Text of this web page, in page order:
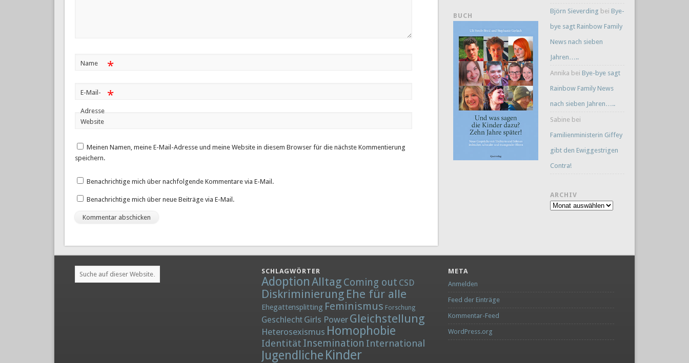
Name *
E-Mail-
Adresse
*
Website
Meinen Namen, meine E-Mail-Adresse und meine Website in diesem Browser für die nächste Kommentierung
speichern.
Benachrichtige mich über nachfolgende Kommentare via E-Mail.
Benachrichtige mich über neue Beiträge via E-Mail.
BUCH
Björn Sieverding bei Bye-
bye sagt Rainbow Family
News nach sieben
Jahren…..
Annika bei Bye-bye sagt
Rainbow Family News
nach sieben Jahren…..
Sabine bei
Familienministerin Giffey
gibt den Ewiggestrigen
Contra!
ARCHIV
Archiv
SCHLAGWÖRTER
AdoptionAlltag Coming out CSD
Diskriminierung Ehe für alle
Ehegattensplitting Feminismus Forschung
Geschlecht Girls Power Gleichstellung
Heterosexismus Homophobie
Identität Insemination International
Jugendliche Kinder
META
Anmelden
Feed der Einträge
Kommentar-Feed
WordPress.org